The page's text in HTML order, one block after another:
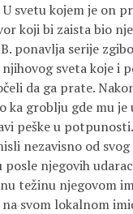
svetu kojem je on
koji bi zaista bio
ponavlja serije
sveta koje i
da ga prate.
groblju gde mu
peške u
nezavisno od
njegovih
težinu njegovom
svom lokalnom